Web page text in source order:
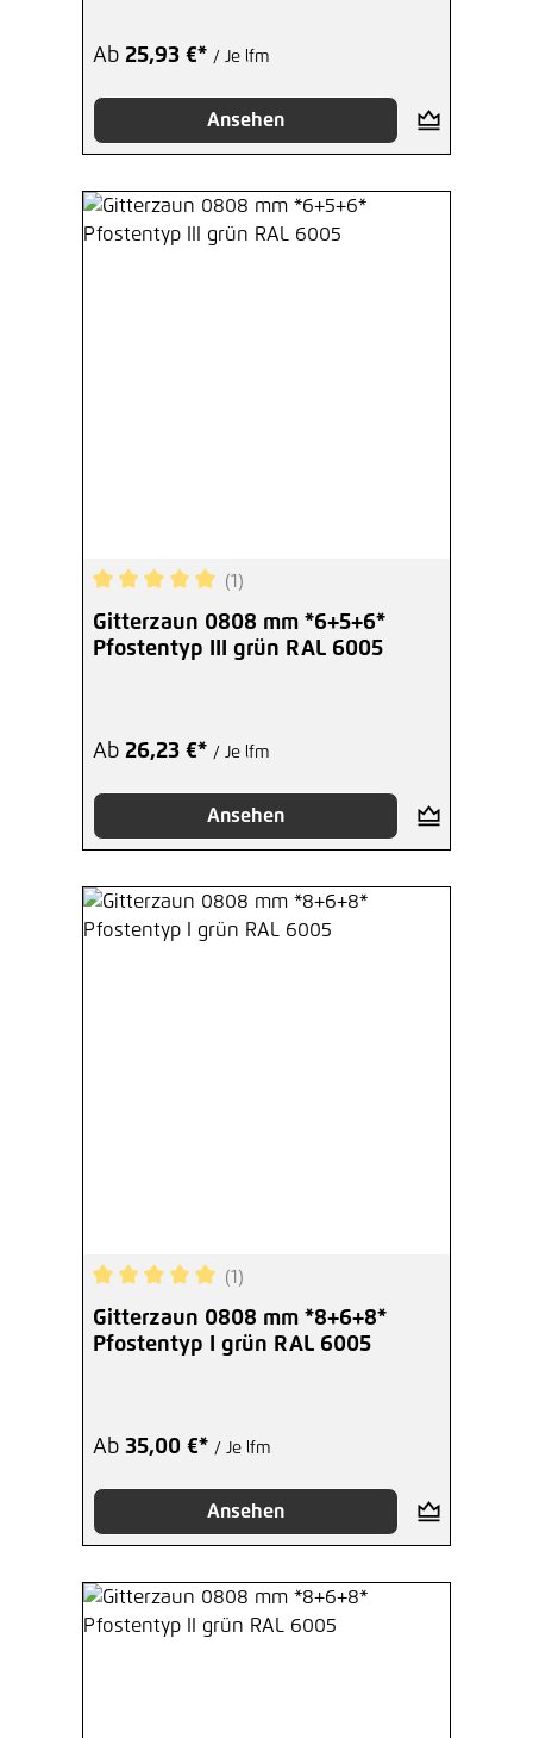
Ab 25,93 €* / Je lfm
Ansehen
Durchschnittliche Bewertung von 5 von 5
(1)
Gitterzaun 0808 mm *6+5+6*
Pfostentyp III grün RAL 6005
Ab 26,23 €* / Je lfm
Ansehen
Durchschnittliche Bewertung von 5 von 5
(1)
Gitterzaun 0808 mm *8+6+8*
Pfostentyp I grün RAL 6005
Ab 35,00 €* / Je lfm
Ansehen